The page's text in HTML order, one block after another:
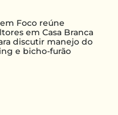
Foco reúne
em Casa Branca
discutir manejo do
e bicho-furão